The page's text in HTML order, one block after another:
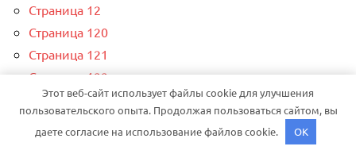
Страница 12
Страница 120
Страница 121
Страница 122
Страница 123
Страница 125
Этот веб-сайт использует файлы cookie для улучшения
пользовательского опыта. Продолжая пользоваться сайтом, вы
даете согласие на использование файлов cookie.
OK